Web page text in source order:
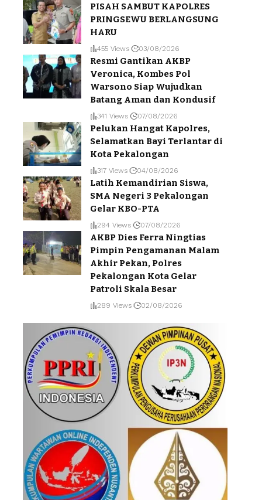
PISAH SAMBUT KAPOLRES
PRINGSEWU BERLANGSUNG
HARU
455 Views 03/08/2026
Resmi Gantikan AKBP
Veronica, Kombes Pol
Warsono Siap Wujudkan
Batang Aman dan Kondusif
341 Views 07/08/2026
Pelukan Hangat Kapolres,
Selamatkan Bayi Terlantar di
Kota Pekalongan
317 Views 04/08/2026
Latih Kemandirian Siswa,
SMA Negeri 3 Pekalongan
Gelar KBO-PTA
294 Views 07/08/2026
AKBP Dies Ferra Ningtias
Pimpin Pengamanan Malam
Akhir Pekan, Polres
Pekalongan Kota Gelar
Patroli Skala Besar
289 Views 02/08/2026